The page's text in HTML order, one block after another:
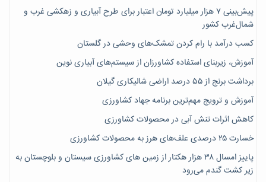
پیش‌بینی ۷‌ هزار میلیارد تومان اعتبار برای طرح آبیاری و زهکشی غرب و
شمال‌غرب کشور
کسب درآمد با رام کردن تمشک‌های وحشی در گلستان
آموزش، زیربنای استفاده کشاورزان از سیستم‌های آبیاری نوین
برداشت برنج از ۵۵ درصد اراضی شالیکاری گیلان
آموزش و ترویج مهم‌ترین برنامه جهاد کشاورزی
کاهش اثرات تنش آبی در محصولات کشاورزی
خسارت ۲۵ درصدی علف‌های هرز به محصولات کشاورزی
پاییز امسال ۳۸ هزار هکتار از زمین های کشاورزی سیستان و بلوچستان به
زیر کشت گندم می‌رود